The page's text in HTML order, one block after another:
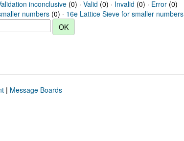
inconclusive(0) · Valid (0) · Invalid (0) · Error(0)
numbers (0) · 16e Lattice Sieve for smaller numbers
| Message Boards